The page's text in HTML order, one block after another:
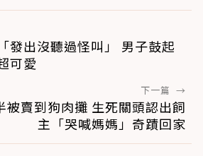
發出沒聽過怪叫」 男子鼓起
可愛
下一篇 →
被賣到狗肉攤 生死關頭認出飼
主「哭喊媽媽」奇蹟回家